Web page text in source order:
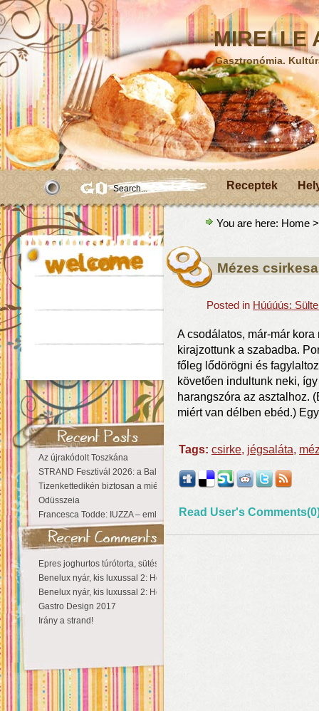
MIRELLE
Gasztronómia.
Receptek
Az újrakódolt Toszkána
STRAND Fesztivál 2026: a Balaton partján a nyár még tart!
Tizenkettedikén biztosan a miénk a Sziget!
Odüsszeia
Francesca Todde: IUZZA – emlékezet, táj és irodalom találkozása a Mai
Epres joghurtos túrótorta, sütés nélkül
Benelux nyár, kis luxussal 2: Hollandia
Benelux nyár, kis luxussal 2: Hollandia
Gastro Design 2017
Irány a strand!
You are here: Home
Mézes
Posted in Húúúús:
A csodálatos, már-már
kirajzottunk a szabadba.
főleg lődörögni és
követően indultunk neki,
harangszóra az asztalhoz.
miért van délben ebéd.)
Tags: csirke, jégsaláta,
Read User's